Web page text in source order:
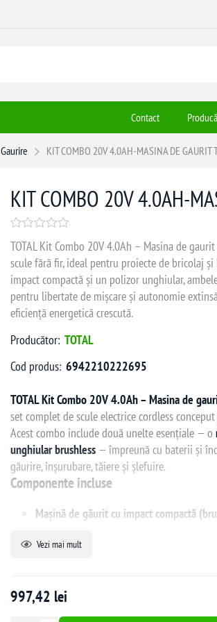
Contact
Gaurire KIT COMBO 20V 4.0AH-MASINA DE GAURIT
KIT COMBO 20V 4.0AH-
TOTAL Kit Combo 20V 4.0Ah – Masina de
scule fără fir, ideal pentru proiecte de bricolaj
impact compactă și un polizor unghiular,
pentru libertate de mișcare și autonomie
eficiență energetică crescută.
Producător: TOTAL
Cod produs: 6942210222695
TOTAL Kit Combo 20V 4.0Ah – Masina de
set complet de scule electrice cordless
Acest combo include două unelte esențiale — o
unghiular brushless— împreună cu baterii și
găurire, înșurubare, tăiere și șlefuire.
Componente incluse
Mașină de găurit cu impact compactă
Tensiune:
Cuplu maxim:
Vezi mai mult
997,42 lei